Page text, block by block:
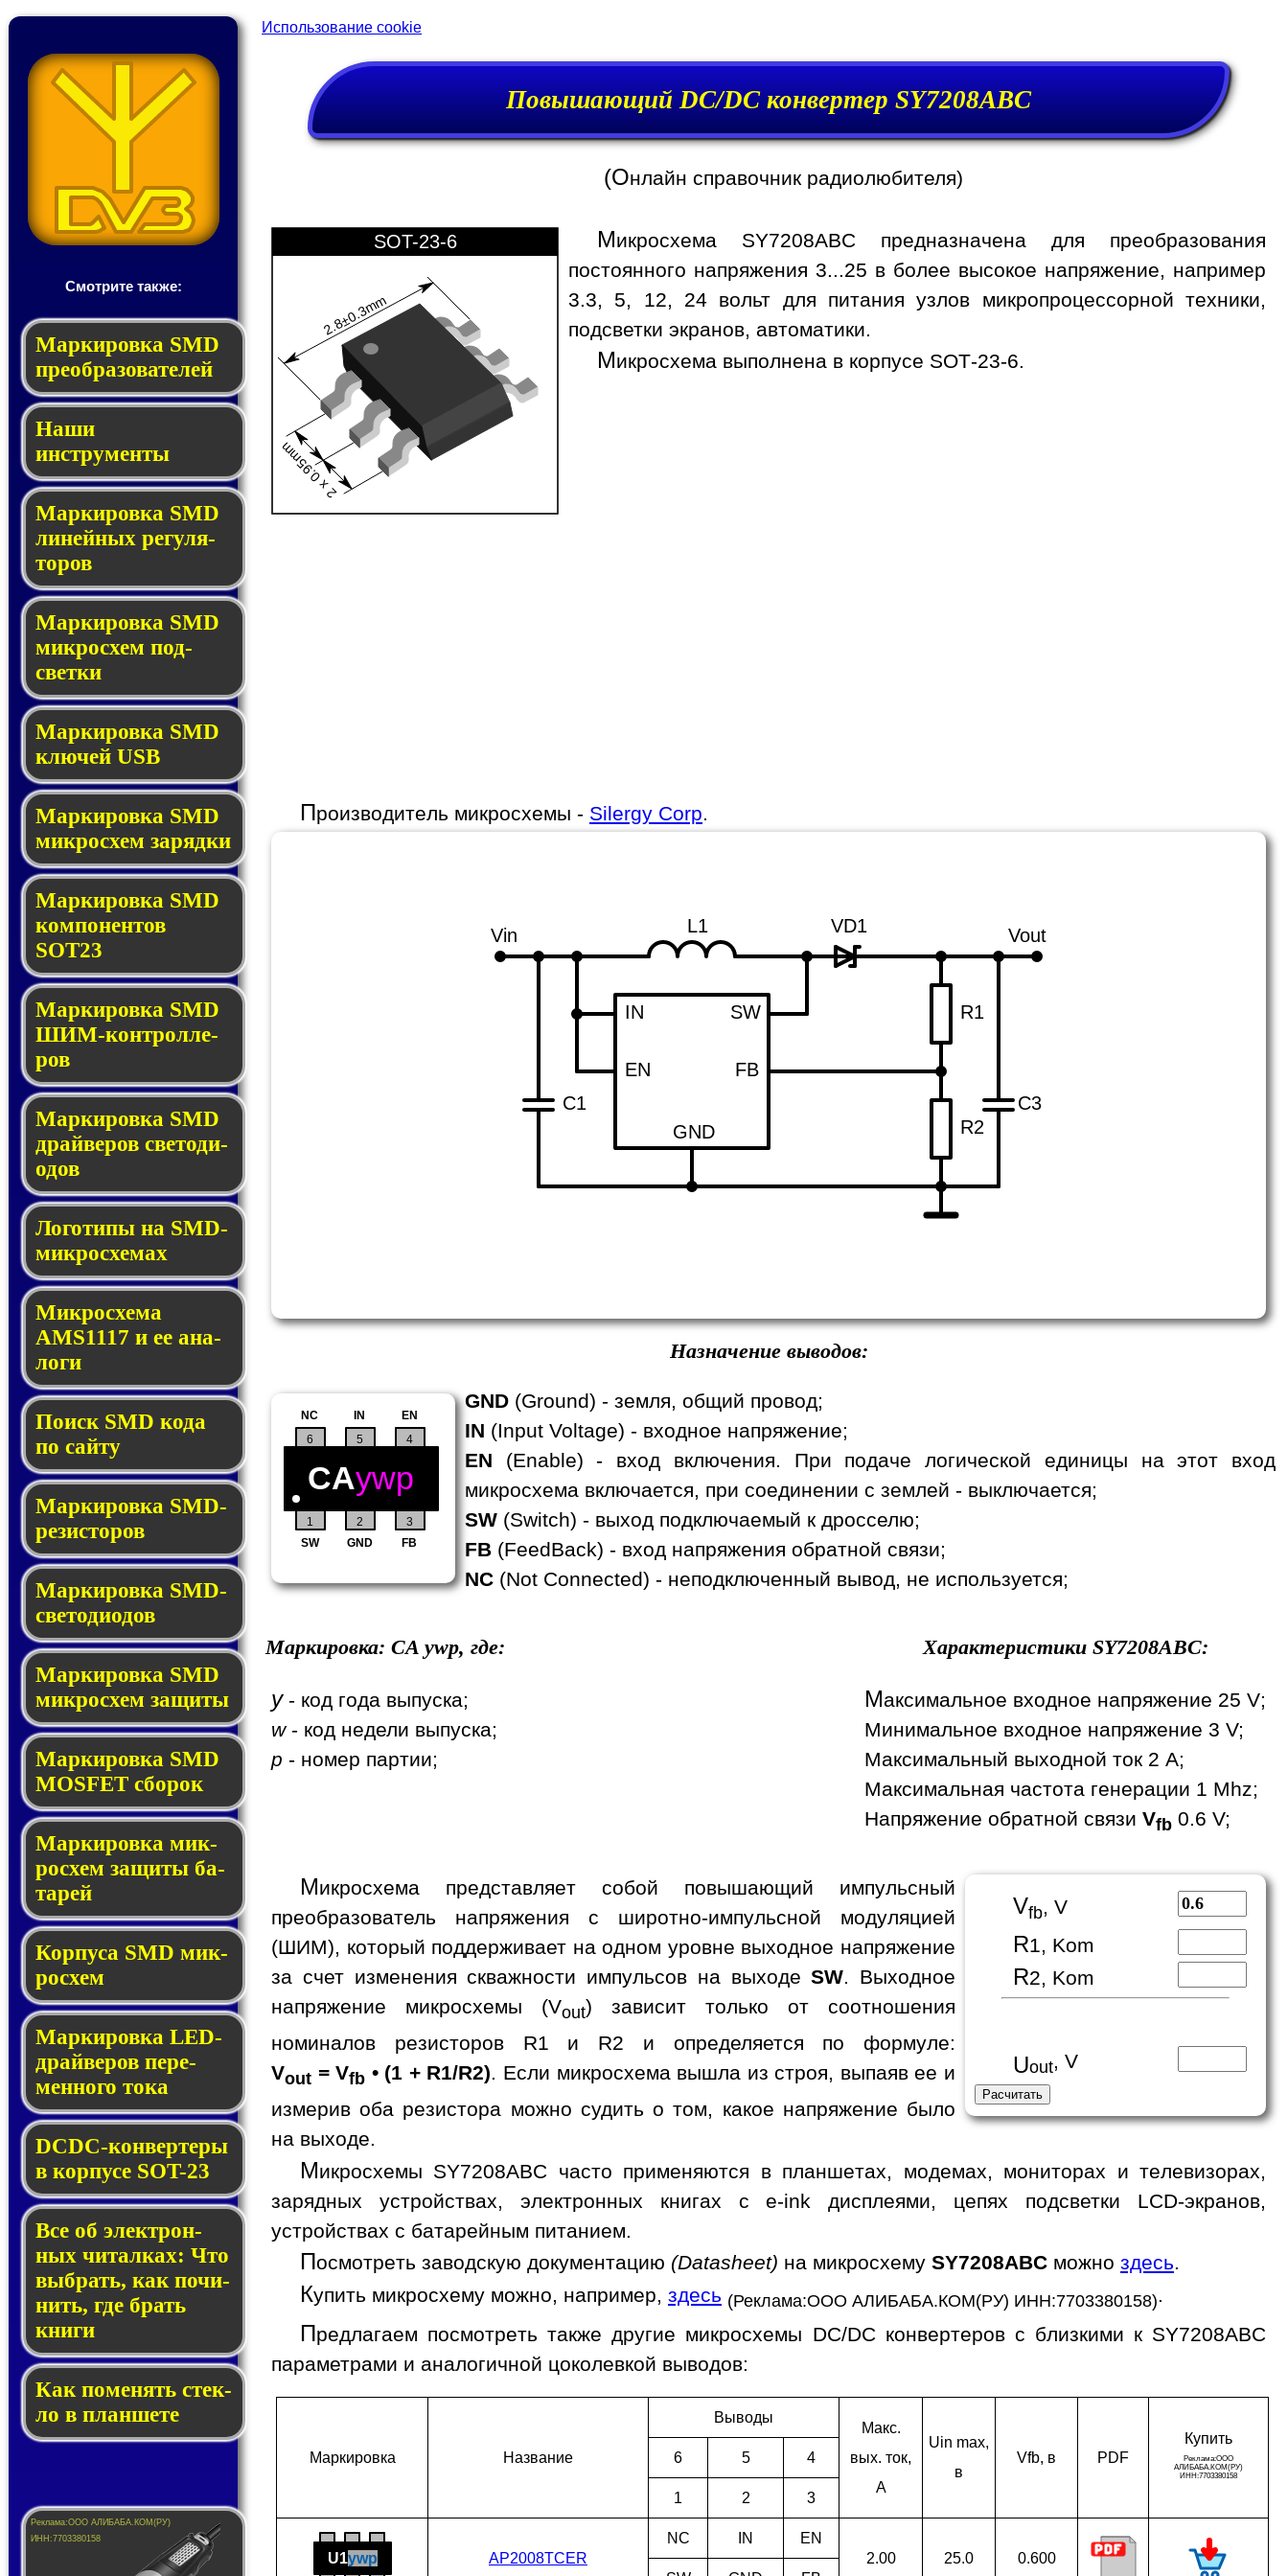
Смотрите также:
Мар­ки­ров­ка SMD
пре­об­ра­зо­ва­те­лей
Наши
инструменты
Маркировка SMD
ли­ней­ных ре­гу­ля­
то­ров
Маркировка SMD
мик­ро­схем под­
свет­ки
Маркировка SMD
клю­чей USB
Маркировка SMD
мик­рос­хем за­ряд­ки
Маркировка SMD
ком­по­нен­тов
SOT23
Маркировка SMD
ШИМ-кон­трол­ле­
ров
Маркировка SMD
драй­ве­ров све­то­ди­
о­дов
Логотипы на SMD-
мик­ро­схе­мах
Микросхема
AMS1117 и ее ана­
ло­ги
Поиск SMD ко­да
по сай­ту
Маркировка SMD-
ре­зис­то­ров
Маркировка SMD-
све­то­дио­дов
Мар­ки­ров­ка SMD
мик­рос­хем защиты
Мар­ки­ров­ка SMD
MOSFET сбо­рок
Мар­ки­ров­ка мик­
ро­схем за­щи­ты ба­
та­рей
Корпуса SMD мик­
ро­схем
Маркировка LED-
драй­ве­ров пе­ре­
мен­но­го то­ка
DCDC-кон­вер­те­ры
в кор­пу­се SOT-23
Все об элек­трон­
ных чи­тал­ках: Что
выб­рать, как по­чи­
нить, где брать
кни­ги
Как по­ме­нять стек­
ло в планшете
Использование cookie
Повышающий DC/DC конвертер SY7208ABC
(Онлайн справочник радиолюбителя)
2.8±0.3mm
2 x 0.95mm
SOT-23-6 Микросхема SY7208ABC предназначена для преобразования
постоянного напряжения 3...25 в более высокое напряжение, например
3.3, 5, 12, 24 вольт для питания узлов микропроцессорной техники,
подсветки экранов, автоматики.
Микросхема выполнена в корпусе SOT-23-6.
Производитель микросхемы - Silergy Corp
IN
EN
SW
FB
GND
C1 C3
R1
R2
L1 VD1
Vin Vout
Назначение выводов:
1 2 3
4
SW GND FB
EN
IN
5
6
NC
CAywp
GND (Ground) - земля, общий провод;
IN (Input Voltage) - входное напряжение;
EN (Enable) - вход включения. При подаче логической единицы на этот вход
микросхема включается, при соединении с землей - выключается;
SW (Switch) - выход подключаемый к дросселю;
FB (FeedBack) - вход напряжения обратной связи;
NC (Not Connected) - неподключенный вывод, не используется;
Маркировка: CA ywp, где:
y- код года выпуска;
w- код недели выпуска;
p - номер партии;
Характеристики SY7208ABC:
Максимальное входное напряжение 25 V;
Минимальное входное напряжение 3 V;
Максимальный выходной ток 2 A;
Максимальная частота генерации 1 Mhz;
Напряжение обратной связи Vfb 0.6 V;
Vfb, V
R1, Kom
R2, Kom
Uout , V
Микросхема представляет собой повышающий импульсный
преобразователь напряжения с широтно-импульсной модуляцией
(ШИМ), который поддерживает на одном уровне выходное напряжение
за счет изменения скважности импульсов на выходеSW. Выходное
напряжение микросхемы (Vout) зависит только от соотношения
номиналов резисторов R1 и R2 и определяется по формуле:
Vout = Vfb • (1 + R1/R2). Если микросхема вышла из строя, выпаяв ее и
измерив оба резистора можно судить о том, какое напряжение было
на выходе.
Микросхемы SY7208ABC часто применяются в планшетах, модемах, мониторах и телевизорах,
зарядных устройствах, электронных книгах с e-ink дисплеями, цепях подсветки LCD-экранов,
устройствах с батарейным питанием.
Посмотреть заводскую документацию (Datasheet) на микросхему SY7208ABC можно здесь.
Купить микросхему можно, например, здесь (Реклама:ООО АЛИБАБА.КОМ(РУ) ИНН:7703380158).
Предлагаем посмотреть также другие микросхемы DC/DC конвертеров с близкими к SY7208ABC
параметрами и аналогичной цоколевкой выводов:
Мар­ки­ров­ка Наз­ва­ние
Выводы
Макс.
вых. ток,
A
Uin max,
в
Vfb, в PDF
Ку­пить
6
5 4
1 2 3
U1ywp AP2008TCER
NC IN
EN
2.00
25.0
0.600